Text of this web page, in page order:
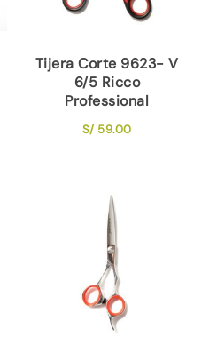
Tijera Corte 9623- V
6/5 Ricco
Professional
S/59.00